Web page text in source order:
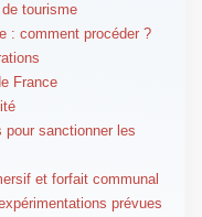
tourisme
: comment procéder ?
France
sanctionner les
et forfait communal
prévues